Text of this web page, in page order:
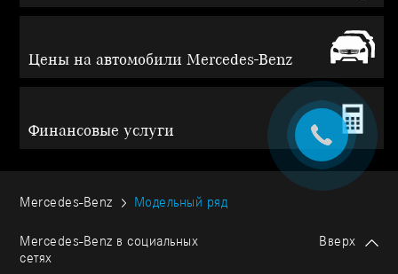
Цены на автомобили Mercedes-Benz
Финансовые услуги
Mercedes-Benz Модельный ряд
Mercedes-Benz в социальных
сетях
Вверх